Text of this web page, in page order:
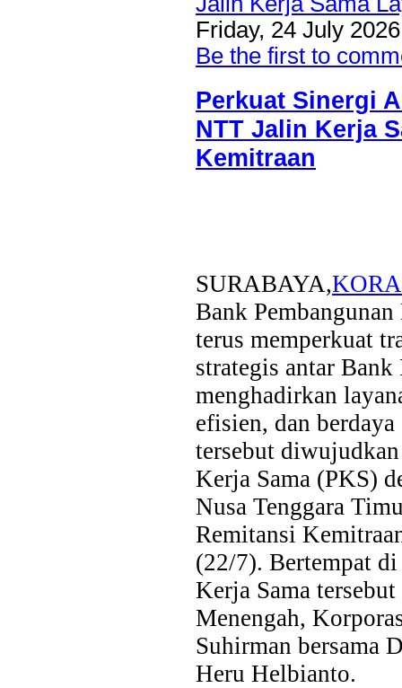
Friday, 24 July
Be the first to
Perkuat Sinergi
NTT Jalin Kerja
Kemitraan
SURABAYA,
Bank
terus memperkuat
strategis antar Bank
menghadirkan
efisien, dan
tersebut
Kerja Sama (PKS)
Nusa Tenggara
Remitansi
(22/7). Bertempat
Kerja Sama
Menengah,
Suhirman bersama
Heru Helbianto.